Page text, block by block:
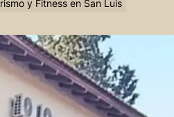
y Fitness en San Luis